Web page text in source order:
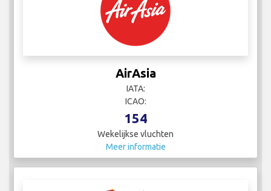
AirAsia
IATA:
ICAO:
154
Wekelijkse vluchten
Meer informatie